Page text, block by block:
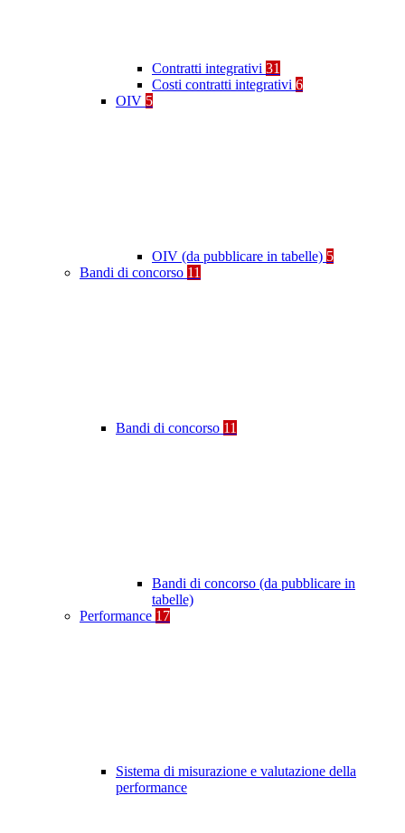
Contratti integrativi 31
Costi contratti integrativi 6
OIV 5
OIV (da pubblicare in tabelle) 5
Bandi di concorso 11
Bandi di concorso 11
Bandi di concorso (da pubblicare in
tabelle)
Performance 17
Sistema di misurazione e valutazione della
performance